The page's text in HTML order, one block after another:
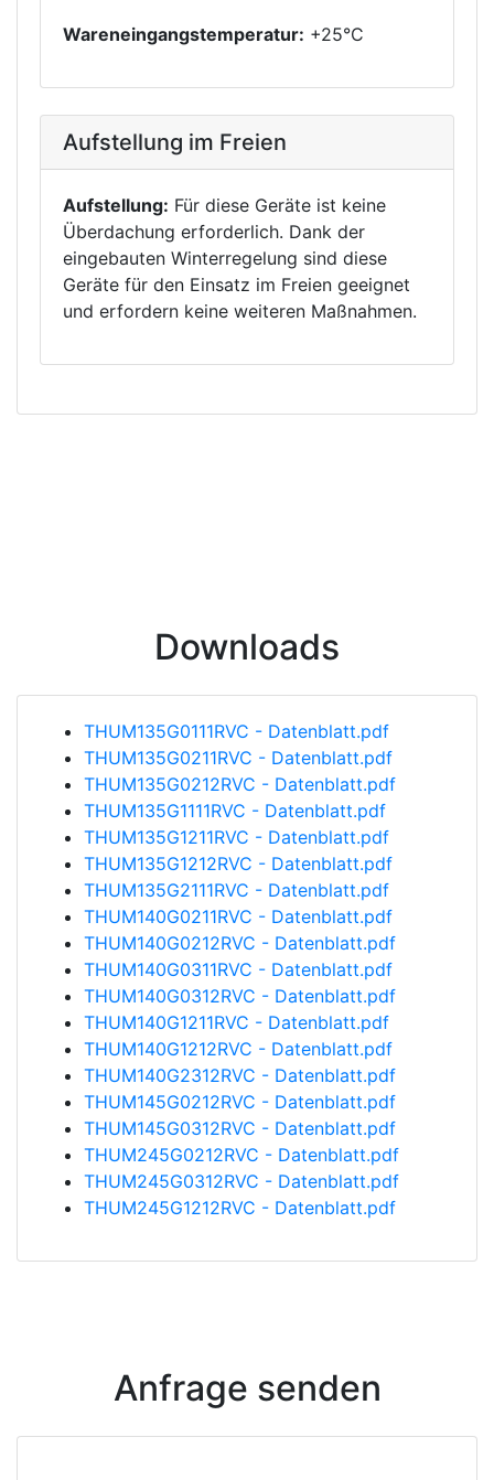
Wareneingangstemperatur: +25°C
Aufstellung im Freien
Aufstellung: Für diese Geräte ist keine
Überdachung erforderlich. Dank der
eingebauten Winterregelung sind diese
Geräte für den Einsatz im Freien geeignet
und erfordern keine weiteren Maßnahmen.
Downloads
THUM135G0111RVC - Datenblatt.pdf
THUM135G0211RVC - Datenblatt.pdf
THUM135G0212RVC - Datenblatt.pdf
THUM135G1111RVC - Datenblatt.pdf
THUM135G1211RVC - Datenblatt.pdf
THUM135G1212RVC - Datenblatt.pdf
THUM135G2111RVC - Datenblatt.pdf
THUM140G0211RVC - Datenblatt.pdf
THUM140G0212RVC - Datenblatt.pdf
THUM140G0311RVC - Datenblatt.pdf
THUM140G0312RVC - Datenblatt.pdf
THUM140G1211RVC - Datenblatt.pdf
THUM140G1212RVC - Datenblatt.pdf
THUM140G2312RVC - Datenblatt.pdf
THUM145G0212RVC - Datenblatt.pdf
THUM145G0312RVC - Datenblatt.pdf
THUM245G0212RVC - Datenblatt.pdf
THUM245G0312RVC - Datenblatt.pdf
THUM245G1212RVC - Datenblatt.pdf
Anfrage senden